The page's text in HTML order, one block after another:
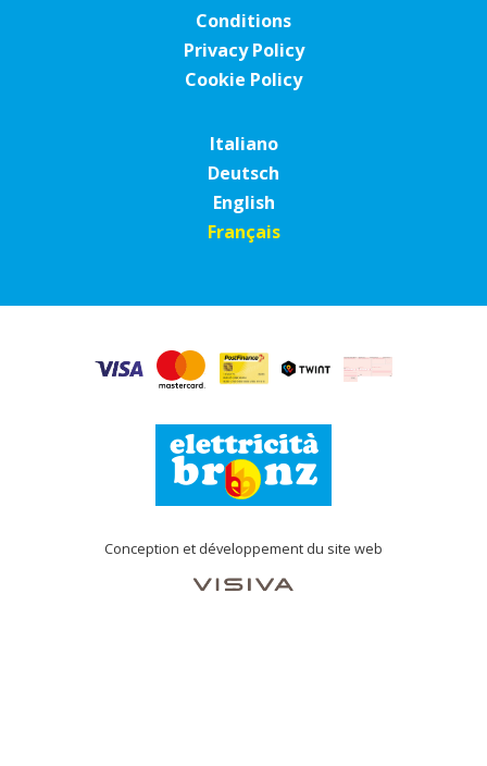
Conditions
Privacy Policy
Cookie Policy
Italiano
Deutsch
English
Français
Conception et développement du site web